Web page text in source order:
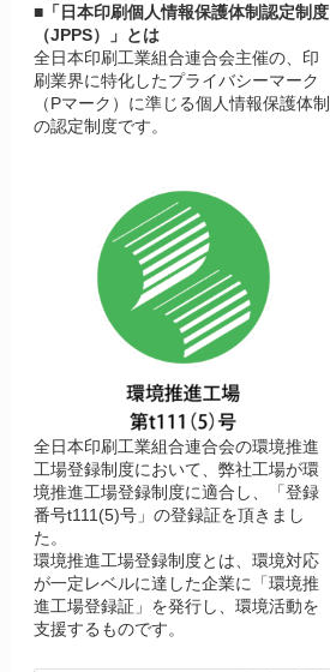
■「日本印刷個人情報保護体制認定制度
（JPPS）」とは
全日本印刷工業組合連合会主催の、印
刷業界に特化したプライバシーマーク
（Pマーク）に準じる個人情報保護体制
の認定制度です。
全日本印刷工業組合連合会の環境推進
工場登録制度において、弊社工場が環
境推進工場登録制度に適合し、「登録
番号t111(5)号」の登録証を頂きまし
た。
環境推進工場登録制度とは、環境対応
が一定レベルに達した企業に「環境推
進工場登録証」を発行し、環境活動を
支援するものです。